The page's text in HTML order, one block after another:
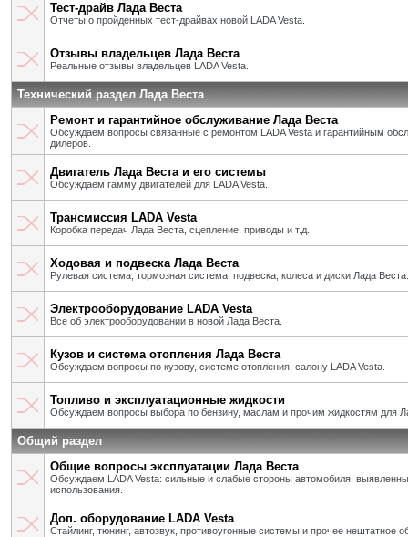
Тест-драйв Лада Веста
Отчеты о пройденных тест-драйвах новой LADA Vesta.
Отзывы владельцев Лада Веста
Реальные отзывы владельцев LADA Vesta.
Технический раздел Лада Веста
Ремонт и гарантийное обслуживание Лада Веста
Обсуждаем вопросы связанные с ремонтом LADA Vesta и гарантийным
дилеров.
Двигатель Лада Веста и его системы
Обсуждаем гамму двигателей для LADA Vesta.
Трансмиссия LADA Vesta
Коробка передач Лада Веста, сцепление, приводы и т.д.
Ходовая и подвеска Лада Веста
Рулевая система, тормозная система, подвеска, колеса и диски Лада Веста.
Электрооборудование LADA Vesta
Все об электрооборудовании в новой Лада Веста.
Кузов и система отопления Лада Веста
Обсуждаем вопросы по кузову, системе отопления, салону LADA Vesta.
Топливо и эксплуатационные жидкости
Обсуждаем вопросы выбора по бензину, маслам и прочим жидкостям для
Общий раздел
Общие вопросы эксплуатации Лада Веста
Обсуждаем LADA Vesta: сильные и слабые стороны автомобиля,
использования.
Доп. оборудование LADA Vesta
Стайлинг, тюнинг, автозвук, противоугонные системы и прочее нештатное